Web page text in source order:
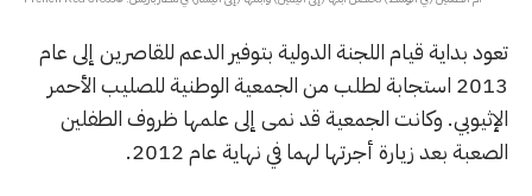
تعود بداية قيام اللجنة الدولية بتوفير الدعم للقاصرين إلى عام
2013 استجابة لطلب من الجمعية الوطنية للصليب الأحمر
الإثيوبي. وكانت الجمعية قد نمى إلى علمها ظروف الطفلين
الصعبة بعد زيارة أجرتها لهما في نهاية عام 2012.